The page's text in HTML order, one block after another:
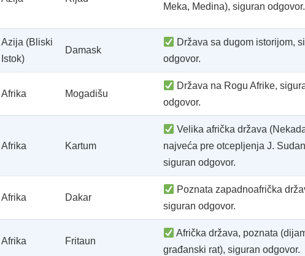
Meka, Medina), siguran odgovor.
Azija (Bliski
Istok)
Damask
Država sa dugom istorijom,
odgovor.
Afrika Mogadišu
Država na Rogu Afrike,
odgovor.
Afrika Kartum
Velika afrička država
najveća pre otcepljenja J.
siguran odgovor.
Afrika Dakar
Poznata zapadnoafrička
siguran odgovor.
Afrika Fritaun
Afrička država, poznata
građanski rat), siguran odgovor.